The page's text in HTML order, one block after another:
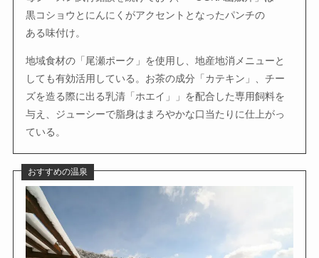
黒コショウとにんにくがアクセントとなったパンチの
ある味付け。
地域食材の「尾瀬ポーク」を使用し、地産地消メニューと
しても有効活用している。お茶の成分「カテキン」、チー
ズを造る際に出る乳清「ホエイ」」を配合した専用飼料を
与え、ジューシーで脂身はまろやかな口当たりに仕上がっ
ている。
おすすめの温泉